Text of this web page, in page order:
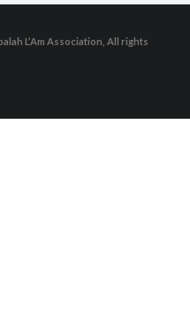
L’Am Association, All rights